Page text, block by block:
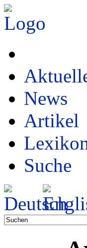
News
Artikel
Suche